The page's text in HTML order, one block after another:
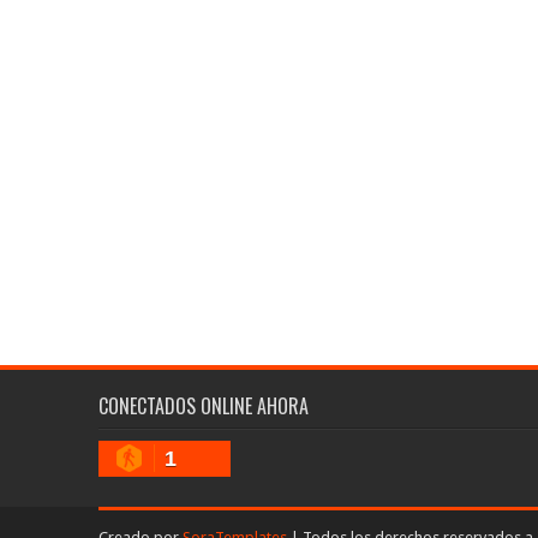
CONECTADOS ONLINE AHORA
1